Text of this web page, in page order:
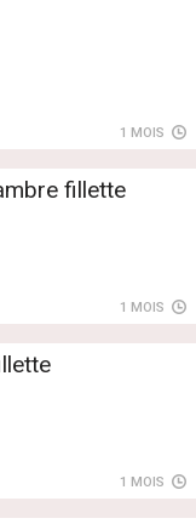
1 MOIS
fillette
1 MOIS
1 MOIS